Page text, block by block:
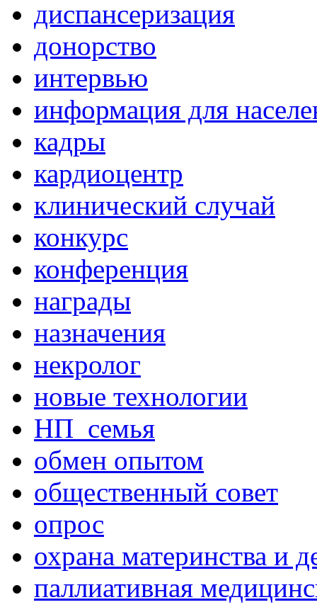
диспансеризация
донорство
интервью
информация для
кадры
кардиоцентр
клинический случай
конкурс
конференция
награды
назначения
некролог
новые технологии
НП_семья
обмен опытом
общественный совет
опрос
охрана материнства и
паллиативная